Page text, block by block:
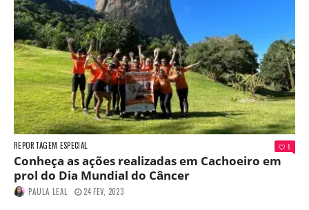
REPORTAGEM ESPECIAL 1
Conheça as ações realizadas em Cachoeiro em
prol do Dia Mundial do Câncer
PAULA LEAL 24 FEV, 2023